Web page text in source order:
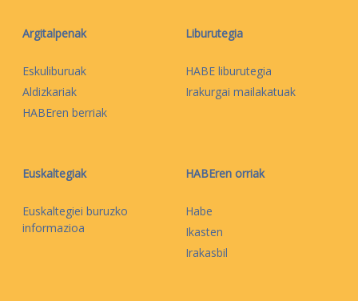
Argitalpenak
Eskuliburuak
Aldizkariak
HABEren berriak
Liburutegia
HABE liburutegia
Irakurgai mailakatuak
Euskaltegiak
Euskaltegiei buruzko
informazioa
HABEren orriak
Habe
Ikasten
Irakasbil